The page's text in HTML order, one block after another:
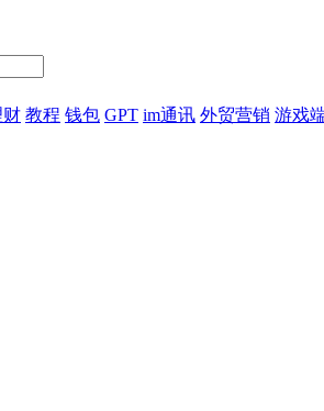
财 教程 钱包 GPT im通讯 外贸营销 游戏